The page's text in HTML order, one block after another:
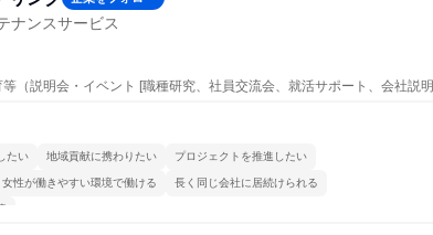
ナンスサービス
（説明会・イベント [職種研究、社員交流会、就活サポート、会社説明
たい 地域貢献に携わりたい プロジェクトを推進したい
女性が働きやすい環境で働ける 長く同じ会社に居続けられる